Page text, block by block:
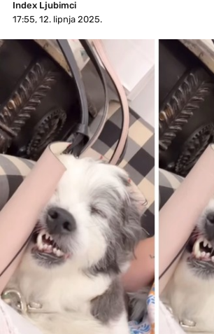
Index Ljubimci
17:55, 12. lipnja 2025.